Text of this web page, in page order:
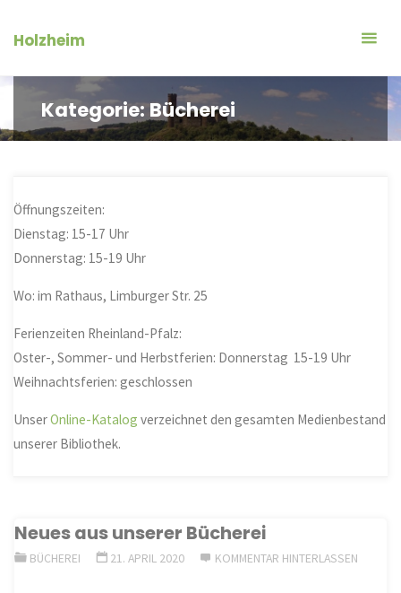
InhaltHolzheim
Kategorie:Bücherei
Öffnungszeiten:
Dienstag: 15-17 Uhr
Donnerstag: 15-19 Uhr
Wo: im Rathaus, Limburger Str. 25
Ferienzeiten Rheinland-Pfalz:
Oster-, Sommer- und Herbstferien: Donnerstag 15-19 Uhr
Weihnachtsferien: geschlossen
UnserOnline-Katalog verzeichnet den gesamten Medienbestand
unserer Bibliothek.
Neues aus unserer Bücherei
BÜCHEREI 21. APRIL 2020 KOMMENTAR HINTERLASSEN